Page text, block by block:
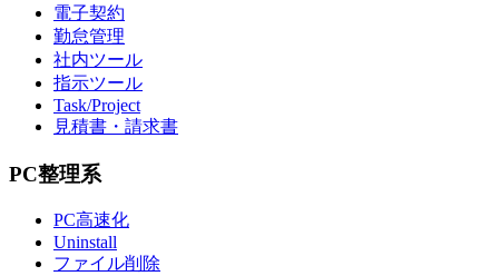
電子契約
勤怠管理
社内ツール
指示ツール
Task/Project
見積書・請求書
PC整理系
PC高速化
Uninstall
ファイル削除